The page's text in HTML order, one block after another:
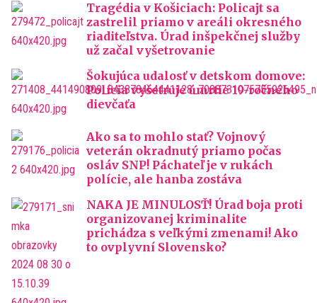
Tragédia v Košiciach: Policajt sa
zastrelil priamo v areáli okresného
riaditeľstva. Úrad inšpekčnej služby
už začal vyšetrovanie
Šokujúca udalosť v detskom domove:
Polícia vyšetruje úmrtie 19-ročného
dievčaťa
Ako sa to mohlo stať? Vojnový
veterán okradnutý priamo počas
osláv SNP! Páchateľ je v rukách
polície, ale hanba zostáva
NAKA JE MINULOSŤ! Úrad boja proti
organizovanej kriminalite
prichádza s veľkými zmenami! Ako
to ovplyvní Slovensko?